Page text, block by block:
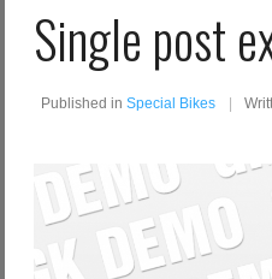
Single post
Published in Special Bikes